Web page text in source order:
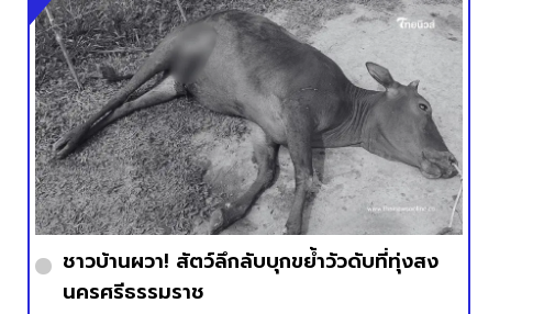
ชาวบ้านผวา! สัตว์ลึกลับบุกขย้ำวัวดับที่ทุ่งสง
นครศรีธรรมราช